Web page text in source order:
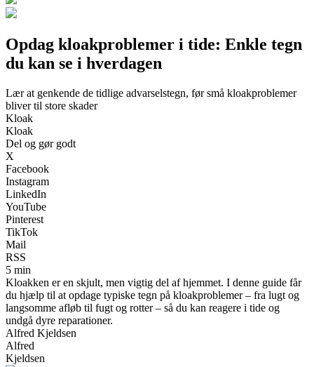
Opdag kloakproblemer i tide: Enkle tegn
du kan se i hverdagen
Lær at genkende de tidlige advarselstegn, før små kloakproblemer
bliver til store skader
Kloak
Kloak
Del og gør godt
X
Facebook
Instagram
LinkedIn
YouTube
Pinterest
TikTok
Mail
RSS
5 min
Kloakken er en skjult, men vigtig del af hjemmet. I denne guide får
du hjælp til at opdage typiske tegn på kloakproblemer – fra lugt og
langsomme afløb til fugt og rotter – så du kan reagere i tide og
undgå dyre reparationer.
Alfred Kjeldsen
Alfred
Kjeldsen